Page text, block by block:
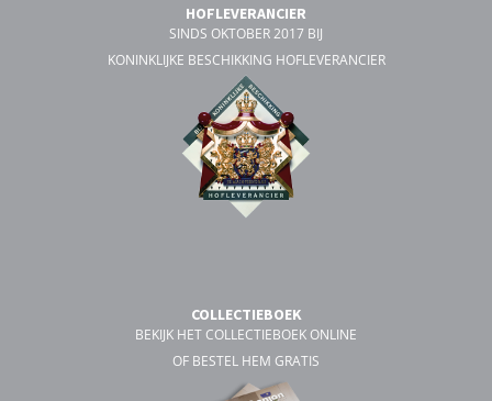
HOFLEVERANCIER
SINDS OKTOBER 2017 BIJ
KONINKLIJKE BESCHIKKING HOFLEVERANCIER
COLLECTIEBOEK
BEKIJK HET COLLECTIEBOEK ONLINE
OF BESTEL HEM GRATIS